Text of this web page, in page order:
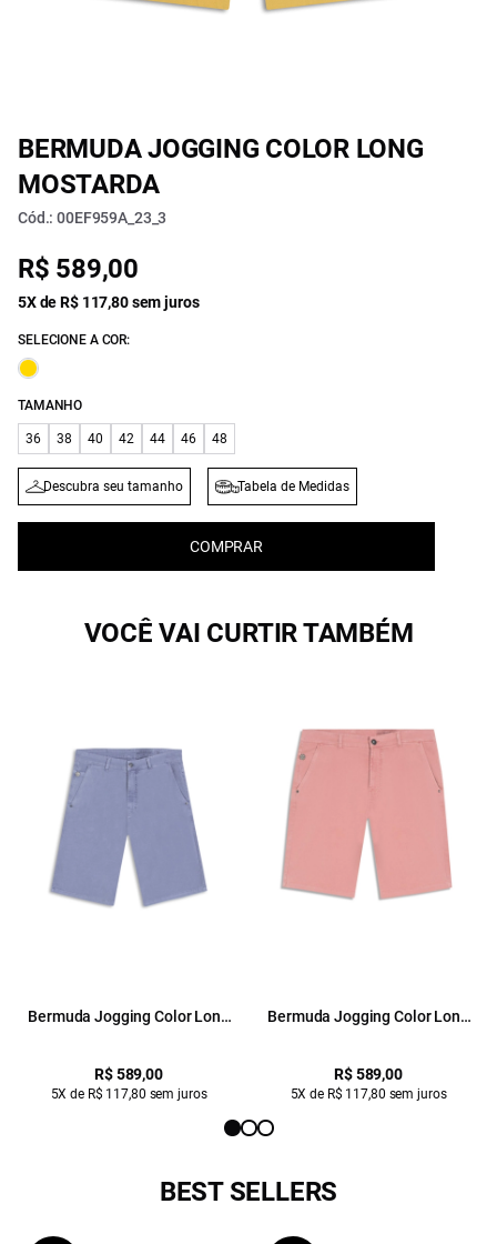
BERMUDA JOGGING COLOR LONG
MOSTARDA
Cód.: 00EF959A_23_3
R$ 589,00
5X de R$ 117,80 sem juros
SELECIONE A COR:
TAMANHO
36 38 40 42 44 46 48
Descubra seu tamanho Tabela de Medidas
COMPRAR
VOCÊ VAI CURTIR TAMBÉM
Bermuda Jogging Color Long
R$ 589,00
5X de R$ 117,80 sem juros
Bermuda Jogging Color Long
R$ 589,00
5X de R$ 117,80 sem juros
BEST SELLERS